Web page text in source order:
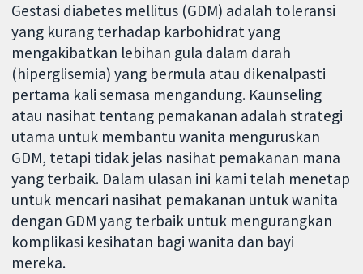
Gestasi diabetes mellitus (GDM) adalah toleransi
yang kurang terhadap karbohidrat yang
mengakibatkan lebihan gula dalam darah
(hiperglisemia) yang bermula atau dikenalpasti
pertama kali semasa mengandung. Kaunseling
atau nasihat tentang pemakanan adalah strategi
utama untuk membantu wanita menguruskan
GDM, tetapi tidak jelas nasihat pemakanan mana
yang terbaik. Dalam ulasan ini kami telah menetap
untuk mencari nasihat pemakanan untuk wanita
dengan GDM yang terbaik untuk mengurangkan
komplikasi kesihatan bagi wanita dan bayi
mereka.